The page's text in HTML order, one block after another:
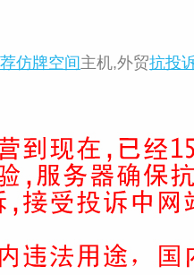
仿牌空间 主机,外贸抗投